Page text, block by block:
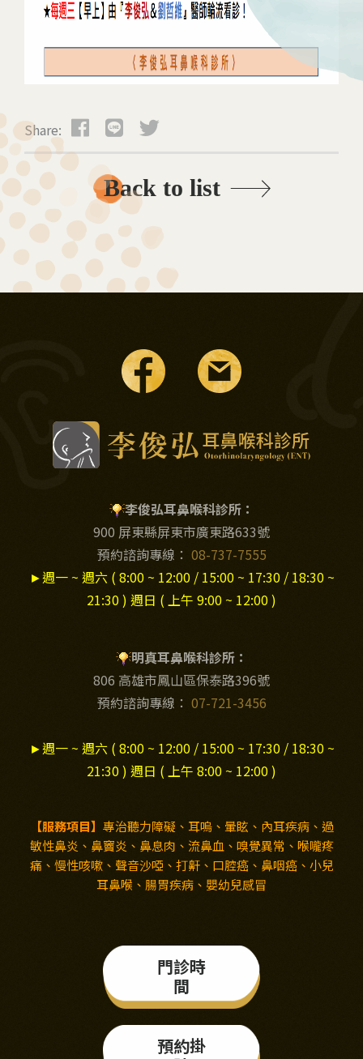
Share:
Back to list
李俊弘耳鼻喉科診所：
900 屏東縣屏東市廣東路633號
預約諮詢專線： 08-737-7555
►週一 ~ 週六 ( 8:00 ~ 12:00 / 15:00 ~ 17:30 / 18:30 ~
21:30 ) 週日 ( 上午 9:00 ~ 12:00 )
明真耳鼻喉科診所：
806 高雄市鳳山區保泰路396號
預約諮詢專線： 07-721-3456
►週一 ~ 週六 ( 8:00 ~ 12:00 / 15:00 ~ 17:30 / 18:30 ~
21:30 ) 週日 ( 上午 8:00 ~ 12:00 )
【服務項目】 專治聽力障礙、耳嗚、暈眩、內耳疾病、過
敏性鼻炎、鼻竇炎、鼻息肉、流鼻血、嗅覺異常、喉嚨疼
痛、慢性咳嗽、聲音沙啞、打鼾、口腔癌、鼻咽癌、小兒
耳鼻喉、腸胃疾病、嬰幼兒感冒
門診時
間
預約掛